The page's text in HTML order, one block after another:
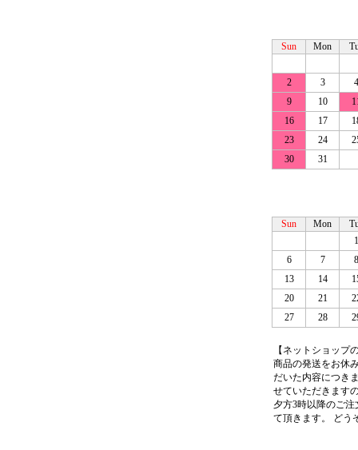
Sun Mon
2 3
4
9
10
16
17
23
24
30
31
Sun Mon
1
6
7
8
13
14
20
21
27
28
【ネットショップ
商品の発送をお休
だいた内容につき
せていただきます
夕方3時以降のご
て頂きます。 どう